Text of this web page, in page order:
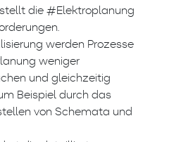
die #Elektroplanung
werden Prozesse
weniger
und gleichzeitig
Beispiel durch das
von Schemata und